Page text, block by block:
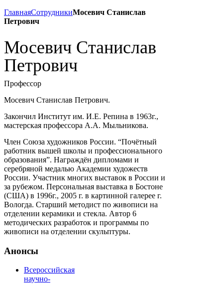
ГлавнаяСотрудникиМосевич Станислав
Петрович
Мосевич Станислав
Петрович
Профессор
Мосевич Станислав Петрович.
Закончил Институт им. И.Е. Репина в 1963г.,
мастерская профессора А.А. Мыльникова.
Член Союза художников России. “Почётный
работник вышей школы и профессионального
образования”. Награждён дипломами и
серебряной медалью Академии художеств
России. Участник многих выставок в России и
за рубежом. Персональная выставка в Бостоне
(США) в 1996г., 2005 г. в картинной галерее г.
Вологда. Старший методист по живописи на
отделении керамики и стекла. Автор 6
методических разработок и программы по
живописи на отделении скульптуры.
Анонсы
Всероссийская
научно-